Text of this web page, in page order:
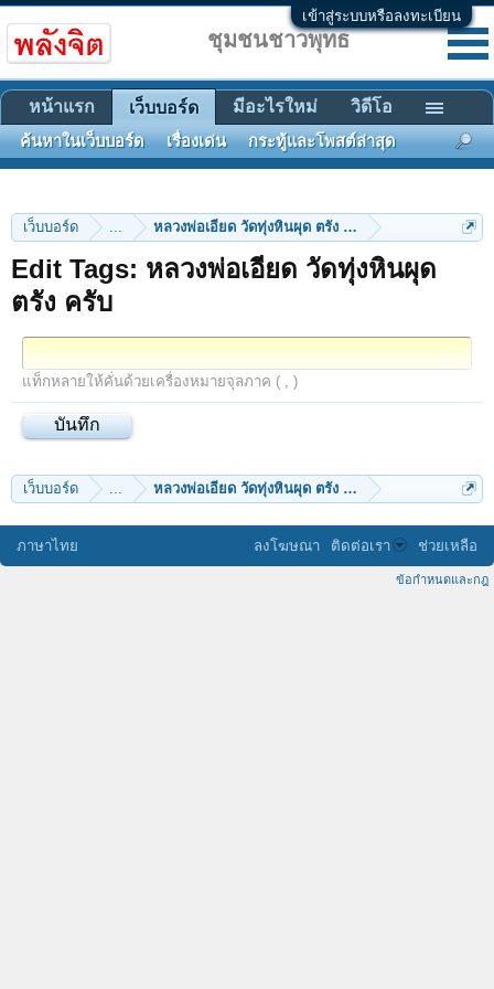
เข้าสู่ระบบหรือลงทะเบียน
เว็บบอร์ด ... หลวงพ่อเอียด วัดทุ่งหินผุด ตรัง ครับ
Edit Tags: หลวงพ่อเอียด วัดทุ่งหินผุด
ตรัง ครับ
แท็กหลายให้คั่นด้วยเครื่องหมายจุลภาค ( , )
เว็บบอร์ด ... หลวงพ่อเอียด วัดทุ่งหินผุด ตรัง ครับ
ชุมชนชาวพุทธ
หน้าแรก เว็บบอร์ด
ค้นหาในเว็บบอร์ด เรื่องเด่น กระทู้และโพสต์ล่าสุด
มีอะไรใหม่ วิดีโอ
ภาษาไทย ลงโฆษณา ติดต่อเรา ช่วยเหลือ
ข้อกำหนดและกฎ